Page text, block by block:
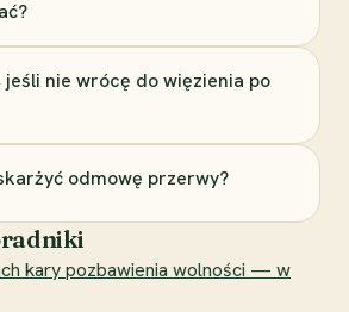
jeśli nie wrócę do więzienia po
odmowę przerwy?
kary pozbawienia wolności — w